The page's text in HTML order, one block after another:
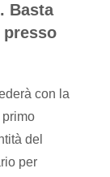
Basta
con la
del
per